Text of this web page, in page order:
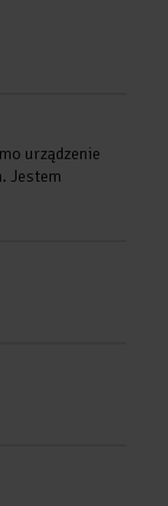
urządzenie
Jestem